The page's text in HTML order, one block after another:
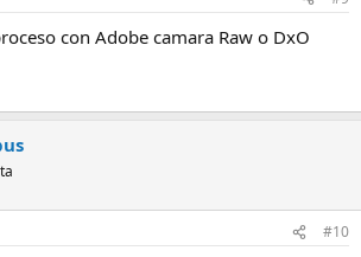
con Adobe camara Raw o DxO
#10